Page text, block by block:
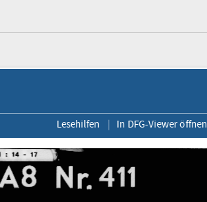
Lesehilfen In DFG-Viewer öffnen